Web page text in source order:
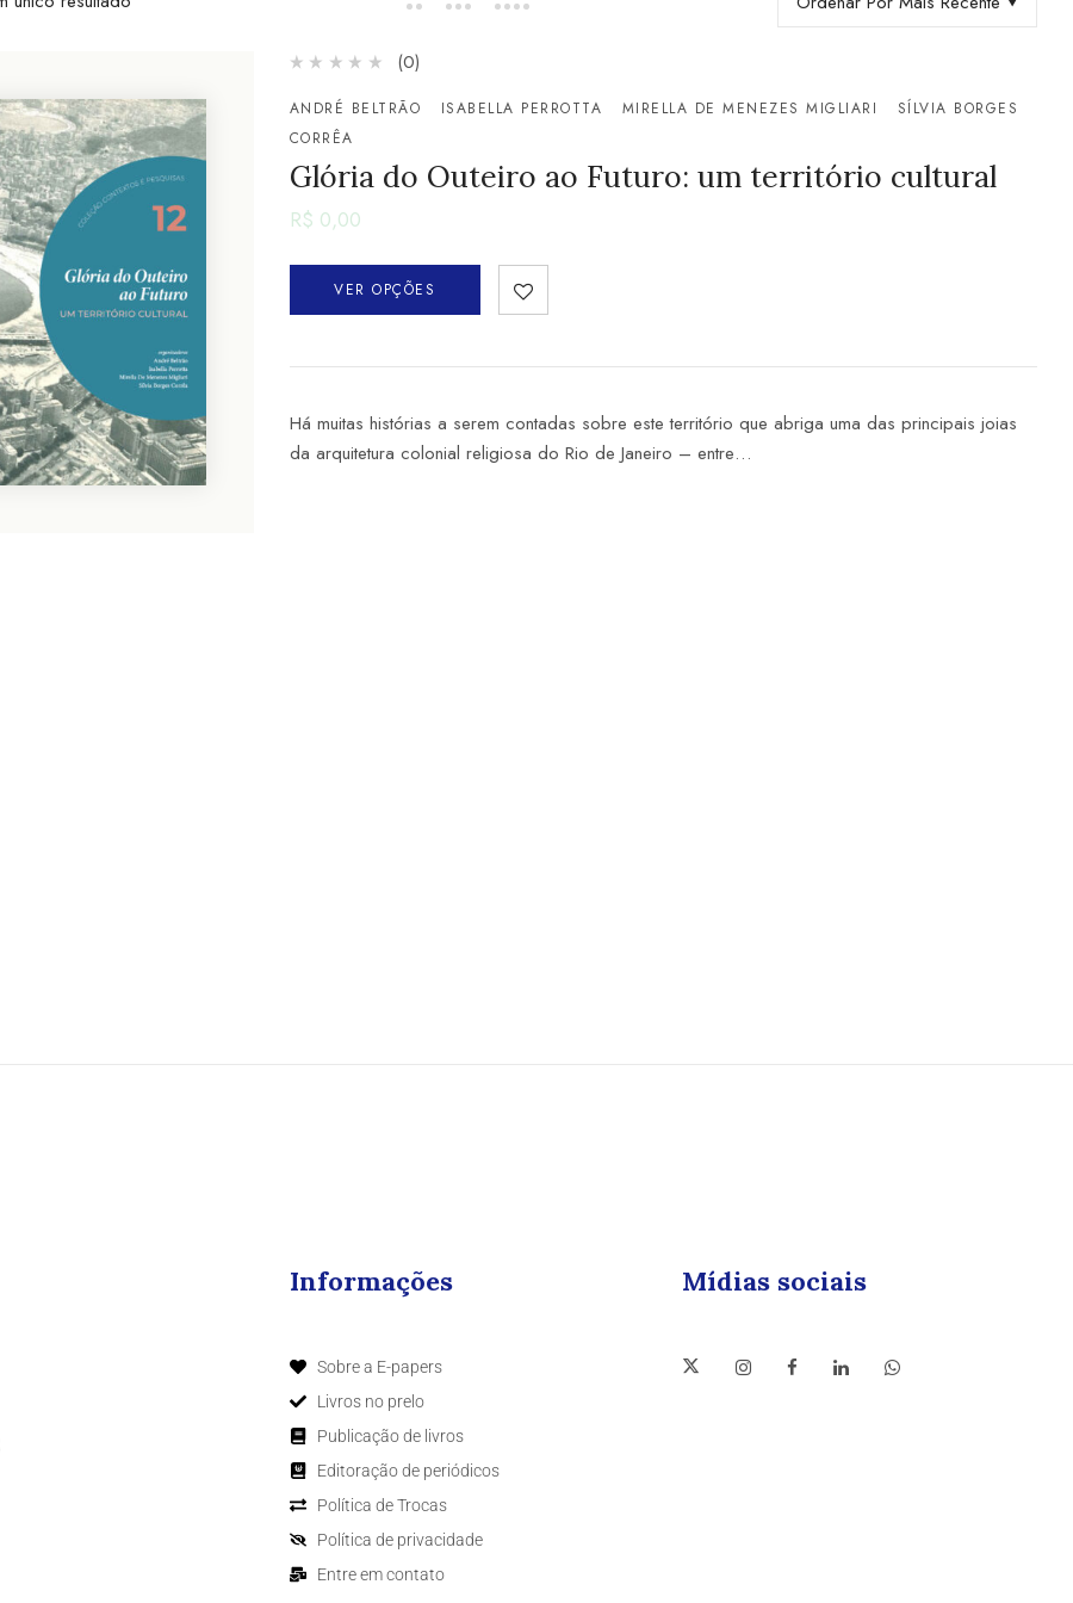
(0)
ANDRÉ BELTRÃO ISABELLA PERROTTA MIRELLA DE MENEZES MIGLIARI
SÍLVIA BORGES
CORRÊA
Glória do Outeiro ao Futuro: um território cultural
R$ 0,00
VER OPÇÕES
Há muitas histórias a serem contadas sobre este território que abriga uma das principais joias
da arquitetura colonial religiosa do Rio de Janeiro – entre…
Informações
Sobre a E-papers
Livros no prelo
Publicação de livros
Editoração de periódicos
Política de Trocas
Política de privacidade
Entre em contato
Mídias sociais